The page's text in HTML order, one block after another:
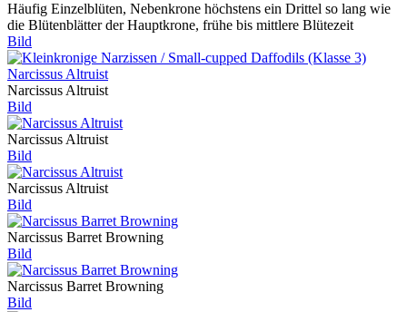
Häufig Einzelblüten, Nebenkrone höchstens ein Drittel so lang wie
die Blütenblätter der Hauptkrone, frühe bis mittlere Blütezeit
Bild
Narcissus Altruist
Bild
Narcissus Altruist
Bild
Narcissus Altruist
Bild
Narcissus Barret Browning
Bild
Narcissus Barret Browning
Bild